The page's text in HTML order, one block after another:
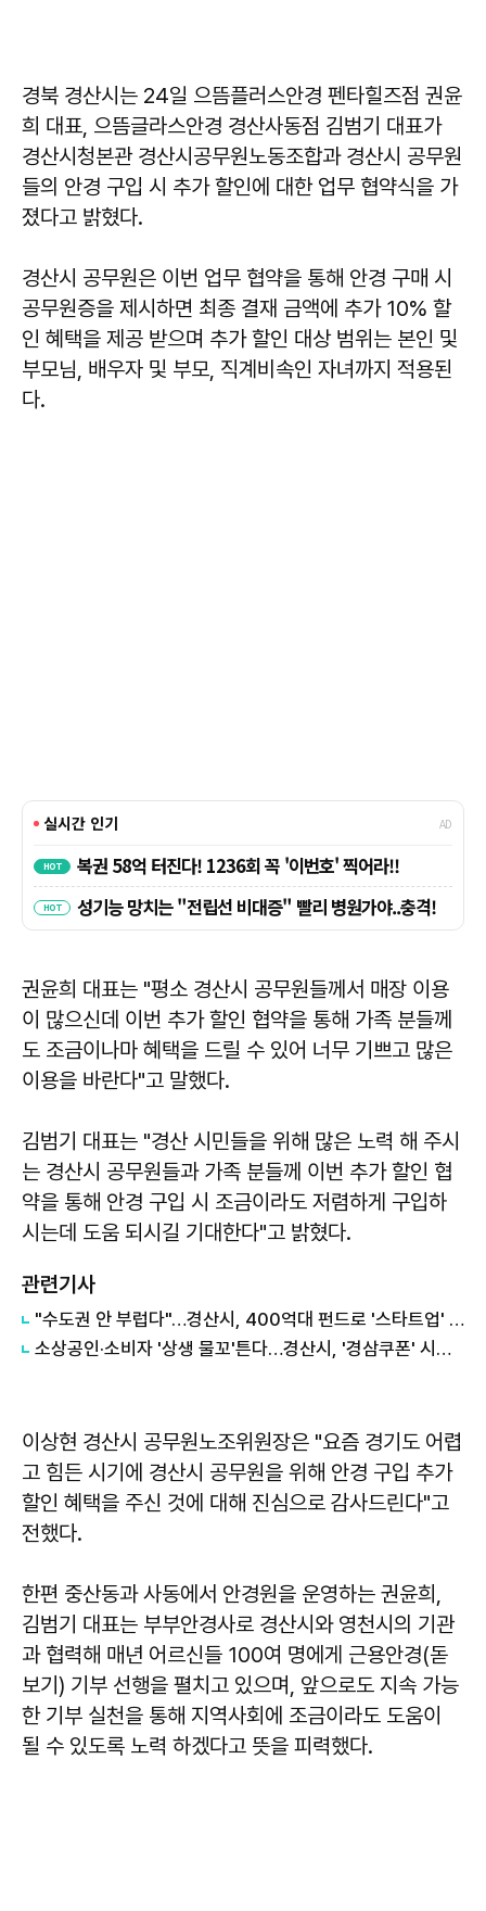
경북 경산시는 24일 으뜸플러스안경 펜타힐즈점 권윤
희 대표, 으뜸글라스안경 경산사동점 김범기 대표가
경산시청본관 경산시공무원노동조합과 경산시 공무원
들의 안경 구입 시 추가 할인에 대한 업무 협약식을 가
졌다고 밝혔다.
경산시 공무원은 이번 업무 협약을 통해 안경 구매 시
공무원증을 제시하면 최종 결재 금액에 추가 10% 할
인 혜택을 제공 받으며 추가 할인 대상 범위는 본인 및
부모님, 배우자 및 부모, 직계비속인 자녀까지 적용된
다.
권윤희 대표는 "평소 경산시 공무원들께서 매장 이용
이 많으신데 이번 추가 할인 협약을 통해 가족 분들께
도 조금이나마 혜택을 드릴 수 있어 너무 기쁘고 많은
이용을 바란다"고 말했다.
김범기 대표는 "경산 시민들을 위해 많은 노력 해 주시
는 경산시 공무원들과 가족 분들께 이번 추가 할인 협
약을 통해 안경 구입 시 조금이라도 저렴하게 구입하
시는데 도움 되시길 기대한다"고 밝혔다.
관련기사
"수도권 안 부럽다"…경산시, 400억대 펀드로 '스타트업' 정조준
소상공인·소비자 '상생 물꼬'튼다…경산시, '경삼쿠폰' 시행으로 외식비 부담 완화
이상현 경산시 공무원노조위원장은 "요즘 경기도 어렵
고 힘든 시기에 경산시 공무원을 위해 안경 구입 추가
할인 혜택을 주신 것에 대해 진심으로 감사드린다"고
전했다.
한편 중산동과 사동에서 안경원을 운영하는 권윤희,
김범기 대표는 부부안경사로 경산시와 영천시의 기관
과 협력해 매년 어르신들 100여 명에게 근용안경(돋
보기) 기부 선행을 펼치고 있으며, 앞으로도 지속 가능
한 기부 실천을 통해 지역사회에 조금이라도 도움이
될 수 있도록 노력 하겠다고 뜻을 피력했다.